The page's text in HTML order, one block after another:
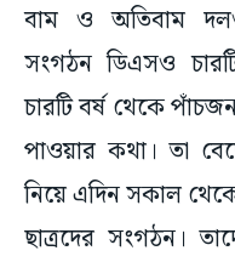
বাম ও অতিবাম
সংগঠন ডিএসও
চারটি বর্ষ থেকে
পাওয়ার কথা। তা
নিয়ে এদিন সকাল
ছাত্রদের সংগঠন।